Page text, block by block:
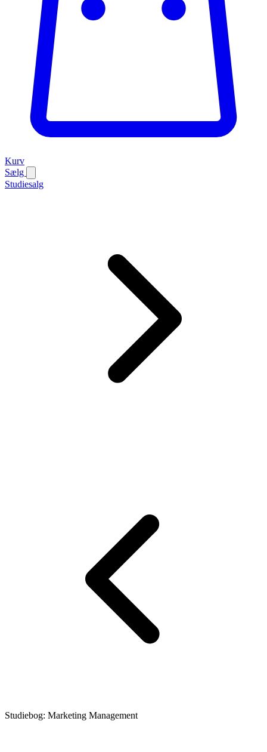
Kurv
Sælg
Studiesalg
Studiebog: Marketing Management